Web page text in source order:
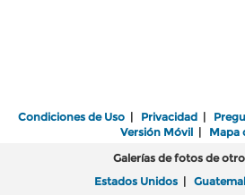
Condiciones de Uso | Privacidad |
Versión Móvil| Mapa
Galerías de fotos de
Estados Unidos |